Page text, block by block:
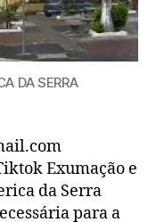
DA SERRA
Exumação e
da Serra
para a